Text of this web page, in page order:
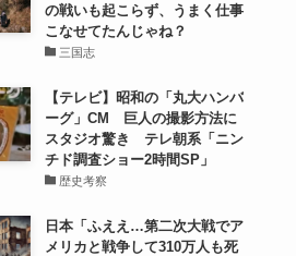
の戦いも起こらず、うまく仕事
こなせてたんじゃね？
三国志
【テレビ】昭和の「丸大ハンバ
ーグ」CM 巨人の撮影方法に
スタジオ驚き テレ朝系「ニン
チド調査ショー2時間SP」
歴史考察
日本「ふええ…第二次大戦でア
メリカと戦争して310万人も死